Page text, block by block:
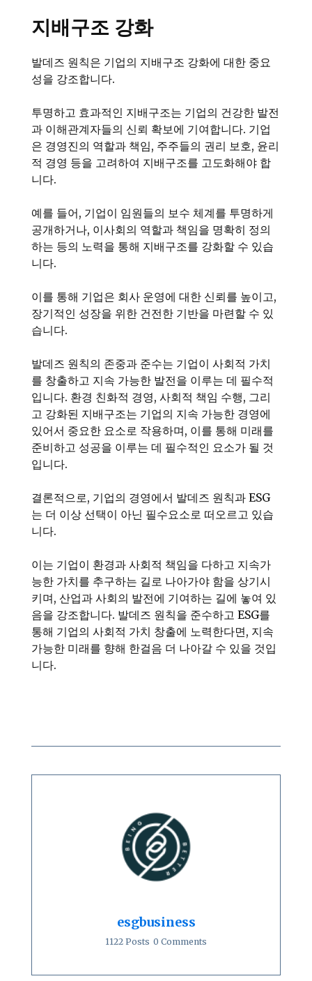
지배구조 강화
발데즈 원칙은 기업의 지배구조 강화에 대한 중요
성을 강조합니다.
투명하고 효과적인 지배구조는 기업의 건강한 발전
과 이해관계자들의 신뢰 확보에 기여합니다. 기업
은 경영진의 역할과 책임, 주주들의 권리 보호, 윤리
적 경영 등을 고려하여 지배구조를 고도화해야 합
니다.
예를 들어, 기업이 임원들의 보수 체계를 투명하게
공개하거나, 이사회의 역할과 책임을 명확히 정의
하는 등의 노력을 통해 지배구조를 강화할 수 있습
니다.
이를 통해 기업은 회사 운영에 대한 신뢰를 높이고,
장기적인 성장을 위한 건전한 기반을 마련할 수 있
습니다.
발데즈 원칙의 존중과 준수는 기업이 사회적 가치
를 창출하고 지속 가능한 발전을 이루는 데 필수적
입니다. 환경 친화적 경영, 사회적 책임 수행, 그리
고 강화된 지배구조는 기업의 지속 가능한 경영에
있어서 중요한 요소로 작용하며, 이를 통해 미래를
준비하고 성공을 이루는 데 필수적인 요소가 될 것
입니다.
결론적으로, 기업의 경영에서 발데즈 원칙과 ESG
는 더 이상 선택이 아닌 필수요소로 떠오르고 있습
니다.
이는 기업이 환경과 사회적 책임을 다하고 지속가
능한 가치를 추구하는 길로 나아가야 함을 상기시
키며, 산업과 사회의 발전에 기여하는 길에 놓여 있
음을 강조합니다. 발데즈 원칙을 준수하고 ESG를
통해 기업의 사회적 가치 창출에 노력한다면, 지속
가능한 미래를 향해 한걸음 더 나아갈 수 있을 것입
니다.
esgbusiness
1122 Posts 0 Comments